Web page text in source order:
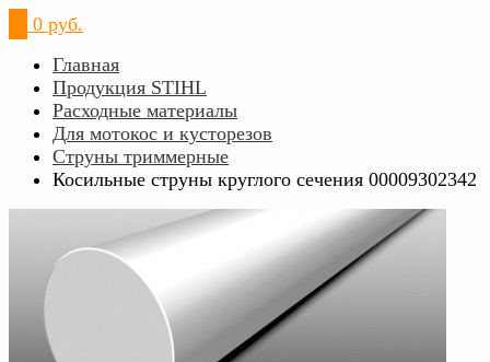
0 руб.
Главная
Продукция STIHL
Расходные материалы
Для мотокос и кусторезов
Струны триммерные
Косильные струны круглого сечения 00009302342